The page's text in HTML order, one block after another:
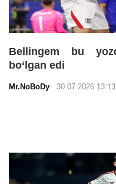
Bellingem bu
bo‘lgan edi
Mr.NoBoDy 30.07.2026 13:13